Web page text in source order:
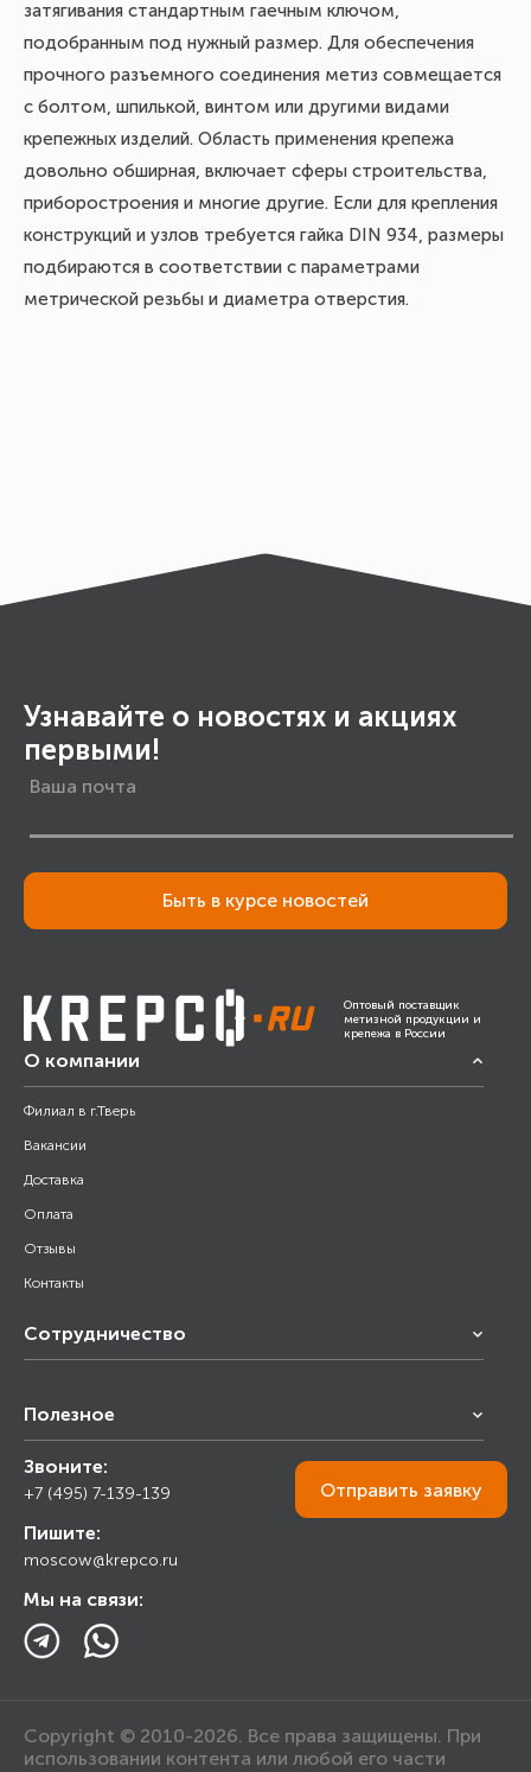
затягивания стандартным гаечным ключом,
подобранным под нужный размер. Для обеспечения
прочного разъемного соединения метиз совмещается
с болтом, шпилькой, винтом или другими видами
крепежных изделий. Область применения крепежа
довольно обширная, включает сферы строительства,
приборостроения и многие другие. Если для крепления
конструкций и узлов требуется гайка DIN 934, размеры
подбираются в соответствии с параметрами
метрической резьбы и диаметра отверстия.
Узнавайте о новостях и акциях
первыми!
Быть в курсе новостей
Оптовый поставщик
метизной продукции и
крепежа в России
О компании
Филиал в г.Тверь
Вакансии
Доставка
Оплата
Отзывы
Контакты
Сотрудничество
Снабжение строительства
Торговым организациям
Полезное
Калькулятор
Прайс лист
Ответы на вопросы
Блог
Звоните:
+7 (495) 7-139-139
Пишите:
moscow@krepco.ru
Мы на связи:
Отправить заявку
Copyright © 2010-2026. Все права защищены. При
использовании контента или любой его части